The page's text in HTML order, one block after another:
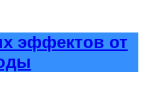
эффектов от